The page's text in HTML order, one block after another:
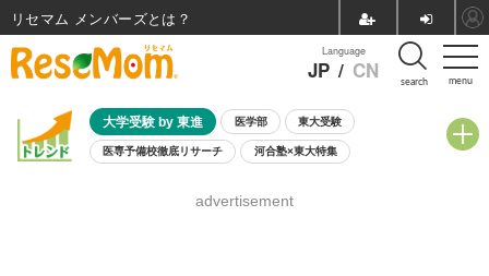
menu
Language
JP / CN search
大学受験 by 東進 医学部 東大受験
医専予備校徹底リサーチ 河合塾×東大特集
8月開催学校説明会・相談会
advertisement
リセマム メンバーズ